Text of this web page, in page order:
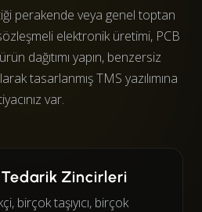
perakende veya genel toptan
elektronik üretimi, PCB
dağıtımı yapın, benzersiz
tasarlanmış TMS yazılımına
var.
Tedarik Zincirleri
birçok taşıyıcı, birçok